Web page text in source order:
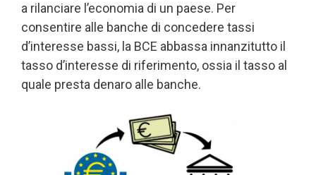
a rilanciare l’economia di un paese. Per
consentire alle banche di concedere tassi
d’interesse bassi, la BCE abbassa innanzitutto il
tasso d’interesse di riferimento, ossia il tasso al
quale presta denaro alle banche.